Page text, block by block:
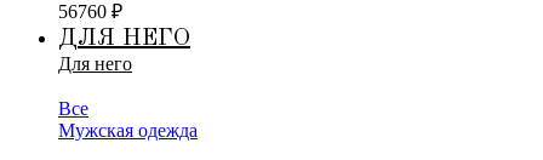
56760 ₽
ДЛЯ НЕГО
Для него
Все
Мужская одежда